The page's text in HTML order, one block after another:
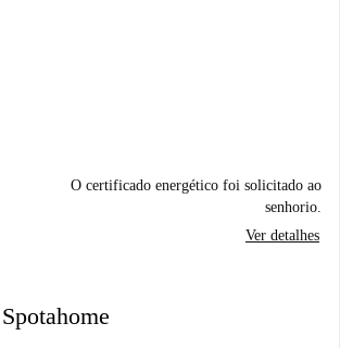
O certificado energético foi solicitado ao
senhorio.
Ver detalhes